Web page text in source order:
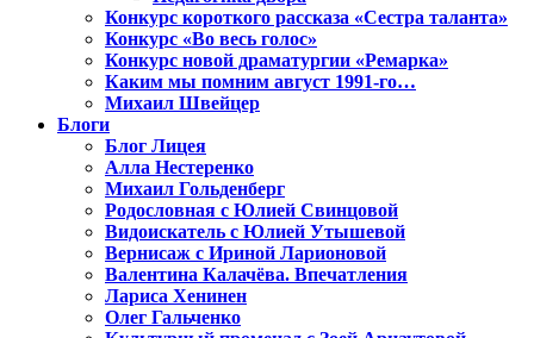
Конкурс короткого рассказа «Сестра таланта»
Конкурс «Во весь голос»
Конкурс новой драматургии «Ремарка»
Каким мы помним август 1991-го…
Михаил Швейцер
Блоги
Блог Лицея
Алла Нестеренко
Михаил Гольденберг
Родословная с Юлией Свинцовой
Видоискатель с Юлией Утышевой
Вернисаж с Ириной Ларионовой
Валентина Калачёва. Впечатления
Лариса Хенинен
Олег Гальченко